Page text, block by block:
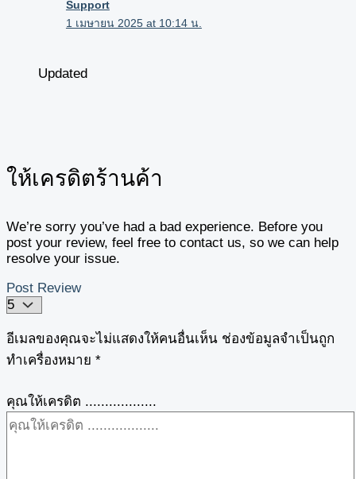
Support
1 เมษายน 2025 at 10:14 น.
Updated
ให้เครดิตร้านค้า
We’re sorry you’ve had a bad experience. Before you
post your review, feel free to contact us, so we can help
resolve your issue.
Post Review
อีเมลของคุณจะไม่แสดงให้คนอื่นเห็น ช่องข้อมูลจำเป็นถูก
ทำเครื่องหมาย *
คุณให้เครดิต ..................